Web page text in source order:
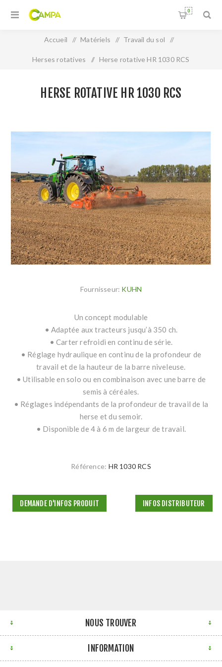
0
Accueil / Matériels / Travail du sol /
Herses rotatives / Herse rotative HR 1030 RCS
HERSE ROTATIVE HR 1030 RCS
Fournisseur: KUHN
Un concept modulable
• Adaptée aux tracteurs jusqu’à 350 ch.
• Carter refroidi en continu de série.
• Réglage hydraulique en continu de la profondeur de
travail et de la hauteur de la barre niveleuse.
• Utilisable en solo ou en combinaison avec une barre de
semis à céréales.
• Réglages indépendants de la profondeur de travail de la
herse et du semoir.
• Disponible de 4 à 6 m de largeur de travail.
Référence: HR 1030 RCS
DEMANDE D'INFOS PRODUIT INFOS DISTRIBUTEUR
NOUS TROUVER
INFORMATION